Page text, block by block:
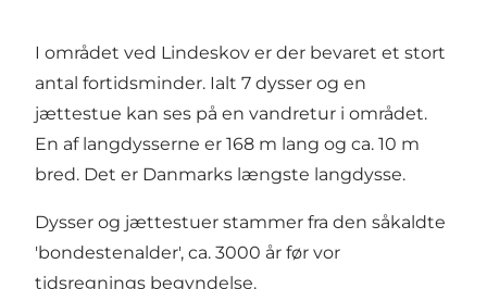
I området ved Lindeskov er der bevaret et stort
antal fortidsminder. Ialt 7 dysser og en
jættestue kan ses på en vandretur i området.
En af langdysserne er 168 m lang og ca. 10 m
bred. Det er Danmarks længste langdysse.
Dysser og jættestuer stammer fra den såkaldte
'bondestenalder', ca. 3000 år før vor
tidsregnings begyndelse.